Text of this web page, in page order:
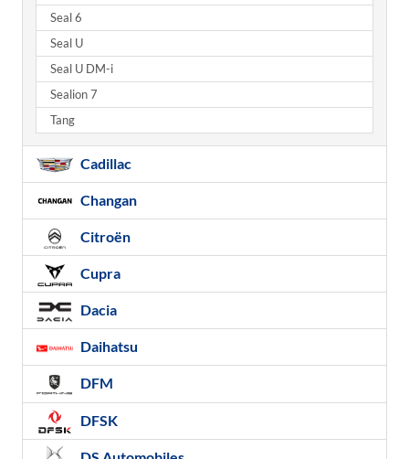
Seal 6
Seal U
Seal U DM-i
Sealion 7
Tang
Cadillac
Changan
Citroën
Cupra
Dacia
Daihatsu
DFM
DFSK